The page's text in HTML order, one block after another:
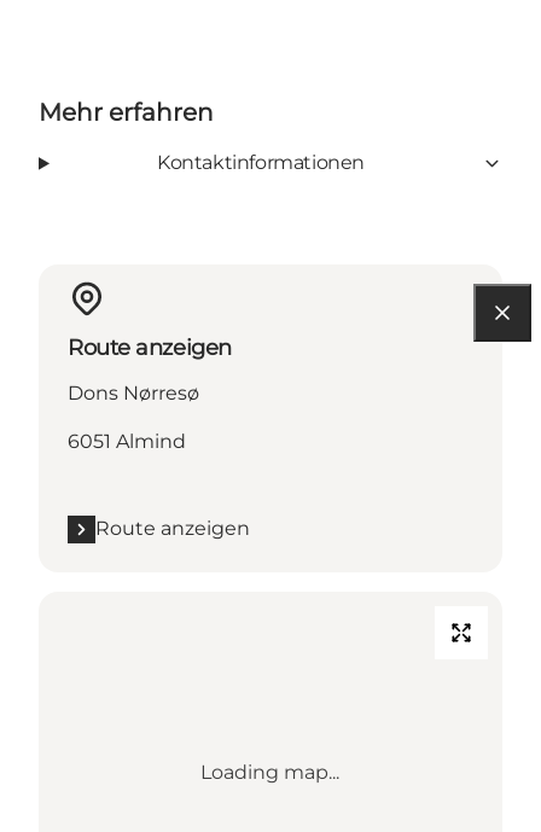
Mehr erfahren
Kontaktinformationen
Route anzeigen
Dons Nørresø
6051 Almind
Route anzeigen
Loading map...